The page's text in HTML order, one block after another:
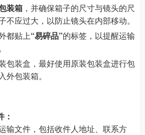
装箱 ，并确保箱子的尺寸与镜头的尺
不应过大，以防止镜头在内部移动。
都贴上“易碎品”的标签，以提醒运输
包装盒，最好使用原装包装盒进行包
外包装箱。
输文件，包括收件人地址、联系方